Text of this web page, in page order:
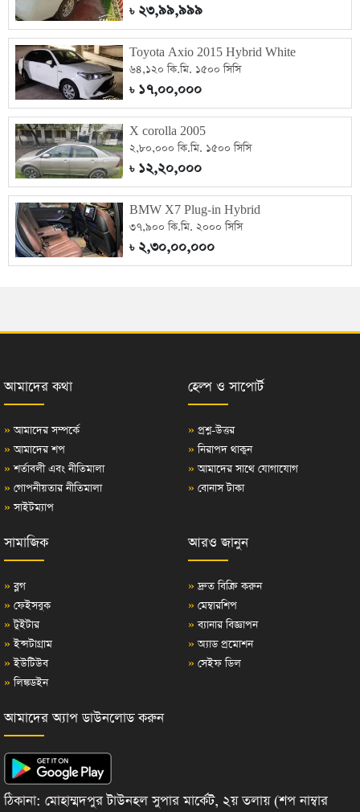
৳২৩,৯৯,৯৯৯
Toyota Axio 2015 Hybrid White
৬৪,১২০ কি.মি. ১৫০০ সিসি
৳১৭,০০,০০০
X corolla 2005
২,৮০,০০০ কি.মি. ১৫০০ সিসি
৳১২,২০,০০০
BMW X7 Plug-in Hybrid
৩৭,৯০০ কি.মি. ২০০০ সিসি
৳২,৩০,০০,০০০
আমাদের কথা
» আমাদের সম্পর্কে
» আমাদের শপ
» শর্তাবলী এবং নীতিমালা
» গোপনীয়তার নীতিমালা
» সাইটম্যাপ
হেল্প ও সাপোর্ট
» প্রশ্ন-উত্তর
» নিরাপদ থাকুন
» আমাদের সাথে যোগাযোগ
» বোনাস টাকা
সামাজিক
» ব্লগ
» ফেইসবুক
» টুইটার
» ইন্সটাগ্রাম
» ইউটিউব
» লিঙ্কডইন
আরও জানুন
» দ্রুত বিক্রি করুন
» মেম্বারশিপ
» ব্যানার বিজ্ঞাপন
» অ্যাড প্রমোশন
» সেইফ ডিল
আমাদের অ্যাপ ডাউনলোড করুন
ঠিকানা: মোহাম্মদপুর টাউনহল সুপার মার্কেট, ২য় তলায় (শপ নাম্বার